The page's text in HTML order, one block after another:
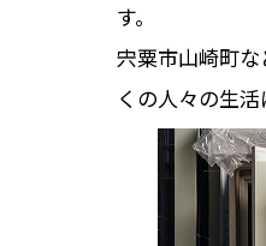
す。
宍粟市山崎町
くの人々の生